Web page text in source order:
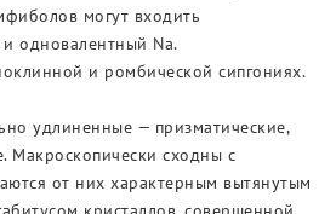
могут входить
одновалентный Na.
и ромбической сипгониях.
удлиненные — призматические,
Макроскопически сходны с
от них характерным вытянутым